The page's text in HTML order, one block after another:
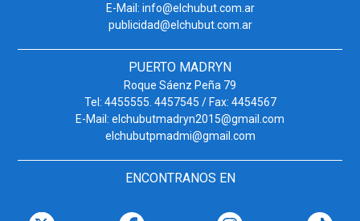
E-Mail: info@elchubut.com.ar
publicidad@elchubut.com.ar
PUERTO MADRYN
Roque Sáenz Peña 79
Tel: 4455555. 4457545 / Fax: 4454567
E-Mail: elchubutmadryn2015@gmail.com
elchubutpmadmi@gmail.com
ENCONTRANOS EN